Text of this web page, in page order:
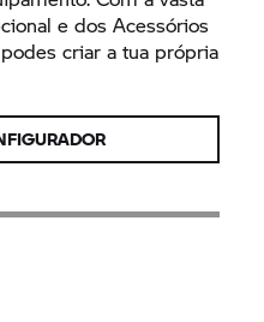
e dos Acessórios
podes criar a tua própria